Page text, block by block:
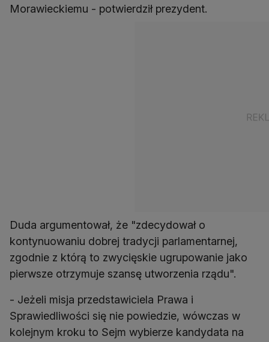
Morawieckiemu - potwierdził prezydent.
Duda argumentował, że "zdecydował o
kontynuowaniu dobrej tradycji parlamentarnej,
zgodnie z którą to zwycięskie ugrupowanie jako
pierwsze otrzymuje szansę utworzenia rządu".
- Jeżeli misja przedstawiciela Prawa i
Sprawiedliwości się nie powiedzie, wówczas w
kolejnym kroku to Sejm wybierze kandydata na